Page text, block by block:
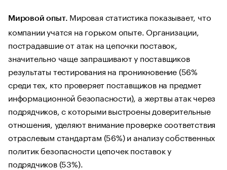
Мировой опыт. Мировая статистика показывает, что
компании учатся на горьком опыте. Организации,
пострадавшие от атак на цепочки поставок,
значительно чаще запрашивают у поставщиков
результаты тестирования на проникновение (56%
среди тех, кто проверяет поставщиков на предмет
информационной безопасности), а жертвы атак через
подрядчиков, с которыми выстроены доверительные
отношения, уделяют внимание проверке соответствия
отраслевым стандартам (56%) и анализу собственных
политик безопасности цепочек поставок у
подрядчиков (53%).